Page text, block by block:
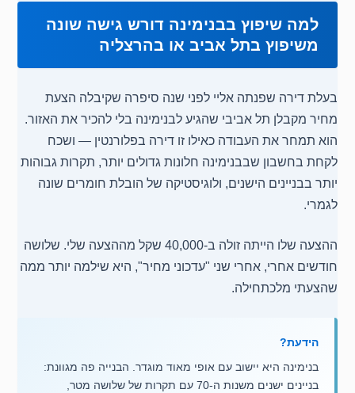
למה שיפוץ בבנימינה דורש גישה שונה
משיפוץ בתל אביב או בהרצליה
בעלת דירה שפנתה אליי לפני שנה סיפרה שקיבלה הצעת
מחיר מקבלן תל אביבי שהגיע לבנימינה בלי להכיר את האזור.
הוא תמחר את העבודה כאילו זו דירה בפלורנטין — ושכח
לקחת בחשבון שבבנימינה חלונות גדולים יותר, תקרות גבוהות
יותר בבניינים הישנים, ולוגיסטיקה של הובלת חומרים שונה
לגמרי.
ההצעה שלו הייתה זולה ב-40,000 שקל מההצעה שלי. שלושה
חודשים אחרי, אחרי שני "עדכוני מחיר", היא שילמה יותר ממה
שהצעתי מלכתחילה.
הידעת?
בנימינה היא יישוב עם אופי מאוד מוגדר. הבנייה פה מגוונת:
בניינים ישנים משנות ה-70 עם תקרות של שלושה מטר,